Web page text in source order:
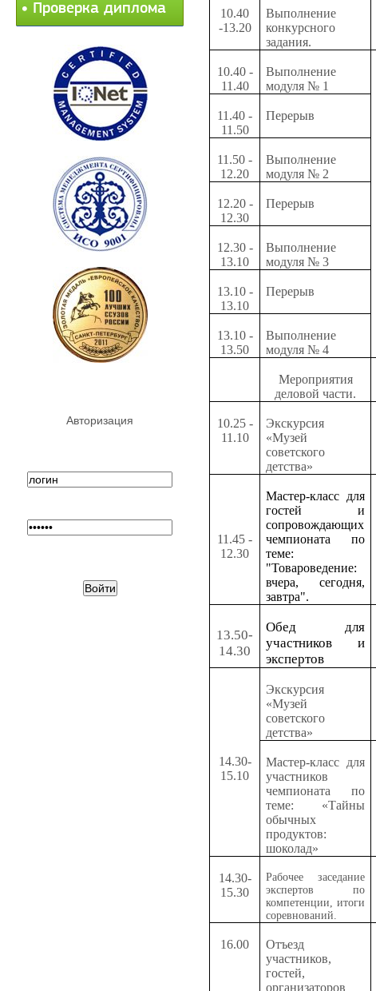
Проверка диплома
Авторизация
10.40
-13.20
Выполнение
конкурсного
задания.
10.40 -
11.40
Выполнение
модуля № 1
11.40 -
11.50
Перерыв
11.50 -
12.20
Выполнение
модуля № 2
12.20 -
12.30
Перерыв
12.30 -
13.10
Выполнение
модуля № 3
13.10 -
13.10
Перерыв
13.10 -
13.50
Выполнение
модуля № 4
Мероприятия
деловой части.
10.25 -
11.10
Экскурсия
«Музей
советского
детства»
11.45 -
12.30
Мастер-класс для
гостей и
сопровождающих
чемпионата по
теме:
"Товароведение:
вчера, сегодня,
завтра".
13.50-
14.30
Обед для
участников и
экспертов
14.30-
15.10
Экскурсия
«Музей
советского
детства»
Мастер-класс для
участников
чемпионата по
теме: «Тайны
обычных
продуктов:
шоколад»
14.30-
15.30
Рабочее заседание
экспертов по
компетенции, итоги
соревнований.
16.00
Отъезд
участников,
гостей,
организаторов